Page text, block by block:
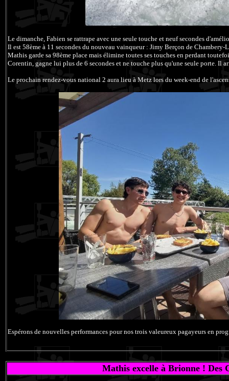
Le dimanche, Fabien se rattrape avec une seule touche et neuf secondes
Il est 58ème à 11 secondes du nouveau vainqueur : Jimy Berçon de Chambery-
Mathis garde sa 98ème place mais élimine toutes ses touches en perdant
Corentin, gagne lui plus de 6 secondes et ne touche plus qu'une seule porte. Il
Le prochain rendez-vous national 2 aura lieu à Metz lors du week-end de
Espérons de nouvelles performances pour nos trois valeureux pagayeurs en
Mathis excelle à Brionne ! Des